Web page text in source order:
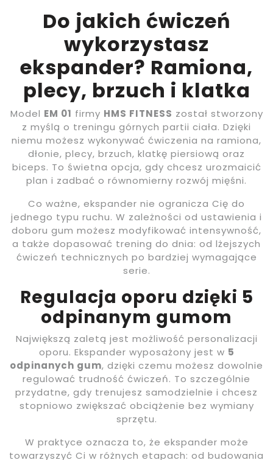
Do jakich ćwiczeń
wykorzystasz
ekspander? Ramiona,
plecy, brzuch i klatka
Model EM 01 firmy HMS FITNESS został stworzony
z myślą o treningu górnych partii ciała. Dzięki
niemu możesz wykonywać ćwiczenia na ramiona,
dłonie, plecy, brzuch, klatkę piersiową oraz
biceps. To świetna opcja, gdy chcesz urozmaicić
plan i zadbać o równomierny rozwój mięśni.
Co ważne, ekspander nie ogranicza Cię do
jednego typu ruchu. W zależności od ustawienia i
doboru gum możesz modyfikować intensywność,
a także dopasować trening do dnia: od lżejszych
ćwiczeń technicznych po bardziej wymagające
serie.
Regulacja oporu dzięki 5
odpinanym gumom
Największą zaletą jest możliwość personalizacji
oporu. Ekspander wyposażony jest w 5
odpinanych gum, dzięki czemu możesz dowolnie
regulować trudność ćwiczeń. To szczególnie
przydatne, gdy trenujesz samodzielnie i chcesz
stopniowo zwiększać obciążenie bez wymiany
sprzętu.
W praktyce oznacza to, że ekspander może
towarzyszyć Ci w różnych etapach: od budowania